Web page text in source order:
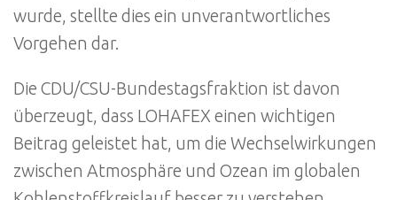
wurde, stellte dies ein unverantwortliches
Vorgehen dar.
Die CDU/CSU-Bundestagsfraktion ist davon
überzeugt, dass LOHAFEX einen wichtigen
Beitrag geleistet hat, um die Wechselwirkungen
zwischen Atmosphäre und Ozean im globalen